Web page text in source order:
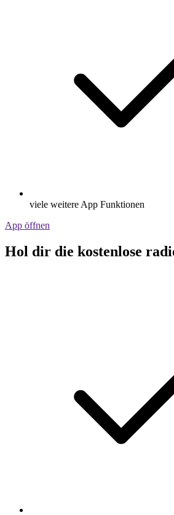
viele weitere App Funktionen
App öffnen
Hol dir die kostenlose